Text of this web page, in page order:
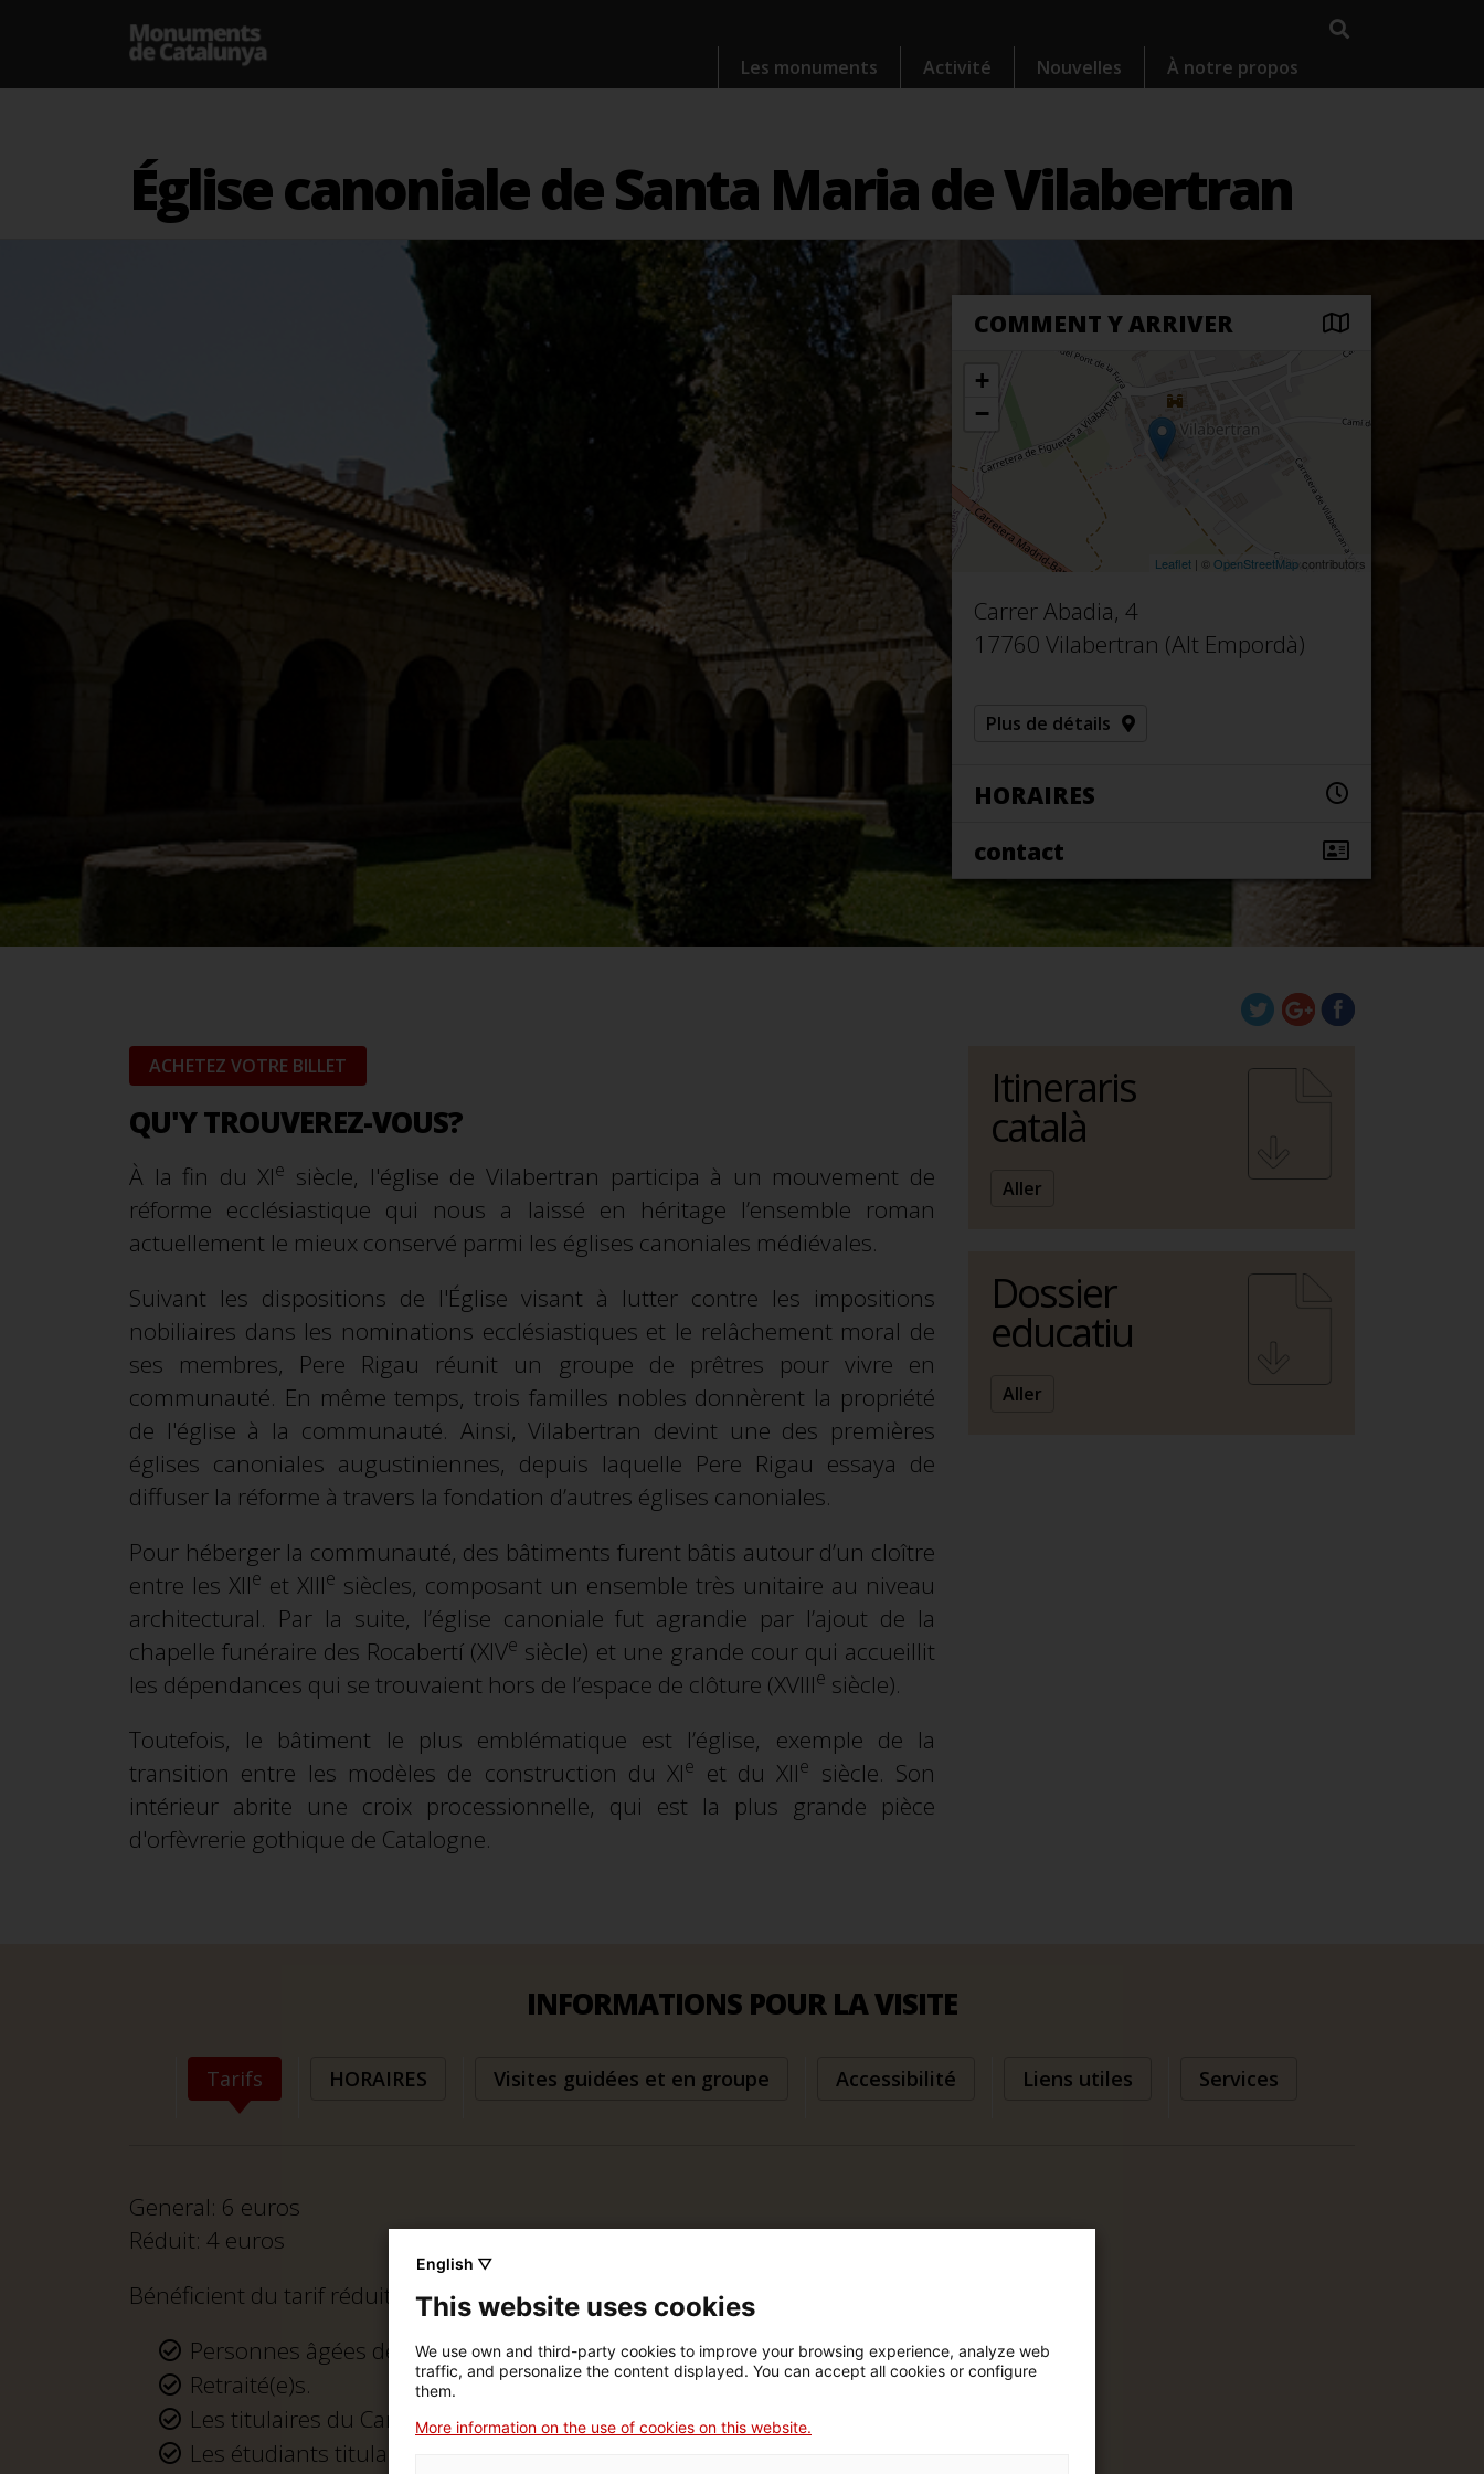
Les monuments Activité Nouvelles À notre propos
Église canoniale de Santa Maria de Vilabertran
COMMENT Y ARRIVER
+
−
Leaflet | © OpenStreetMapcontributors
Carrer Abadia, 4
17760 Vilabertran (Alt Empordà)
Plus de détails
HORAIRES
contact
ACHETEZ VOTRE BILLET
QU'Y TROUVEREZ-VOUS?
À la fin du XIe siècle, l'église de Vilabertran participa à un mouvement de
réforme ecclésiastique qui nous a laissé en héritage l’ensemble roman
actuellement le mieux conservé parmi les églises canoniales médiévales.
Suivant les dispositions de l'Église visant à lutter contre les impositions
nobiliaires dans les nominations ecclésiastiques et le relâchement moral de
ses membres, Pere Rigau réunit un groupe de prêtres pour vivre en
communauté. En même temps, trois familles nobles donnèrent la propriété
de l'église à la communauté. Ainsi, Vilabertran devint une des premières
églises canoniales augustiniennes, depuis laquelle Pere Rigau essaya de
diffuser la réforme à travers la fondation d’autres églises canoniales.
Pour héberger la communauté, des bâtiments furent bâtis autour d’un cloître
entre les XIIe et XIIIe siècles, composant un ensemble très unitaire au niveau
architectural. Par la suite, l’église canoniale fut agrandie par l’ajout de la
chapelle funéraire des Rocabertí (XIVe siècle) et une grande cour qui accueillit
les dépendances qui se trouvaient hors de l’espace de clôture (XVIIIe siècle).
Toutefois, le bâtiment le plus emblématique est l’église, exemple de la
transition entre les modèles de construction du XIe et du XIIe siècle. Son
intérieur abrite une croix processionnelle, qui est la plus grande pièce
d'orfèvrerie gothique de Catalogne.
Itineraris
català
Aller
Dossier
educatiu
Aller
INFORMATIONS POUR LA VISITE
Tarifs HORAIRES Visites guidées et en groupe Accessibilité Liens utiles Services
General: 6 euros
Réduit: 4 euros
Bénéficient du tarif réduit :
Personnes âgées de 65 ans ou plus.
Retraité(e)s.
Les titulaires du Carnet Jove.
Les étudiants titulaires d’une carte d’étudiant internationale.
English ▽
This website uses cookies
We use own and third-party cookies to improve your browsing experience, analyze web
traffic, and personalize the content displayed. You can accept all cookies or configure
them.
More information on the use of cookies on this website.